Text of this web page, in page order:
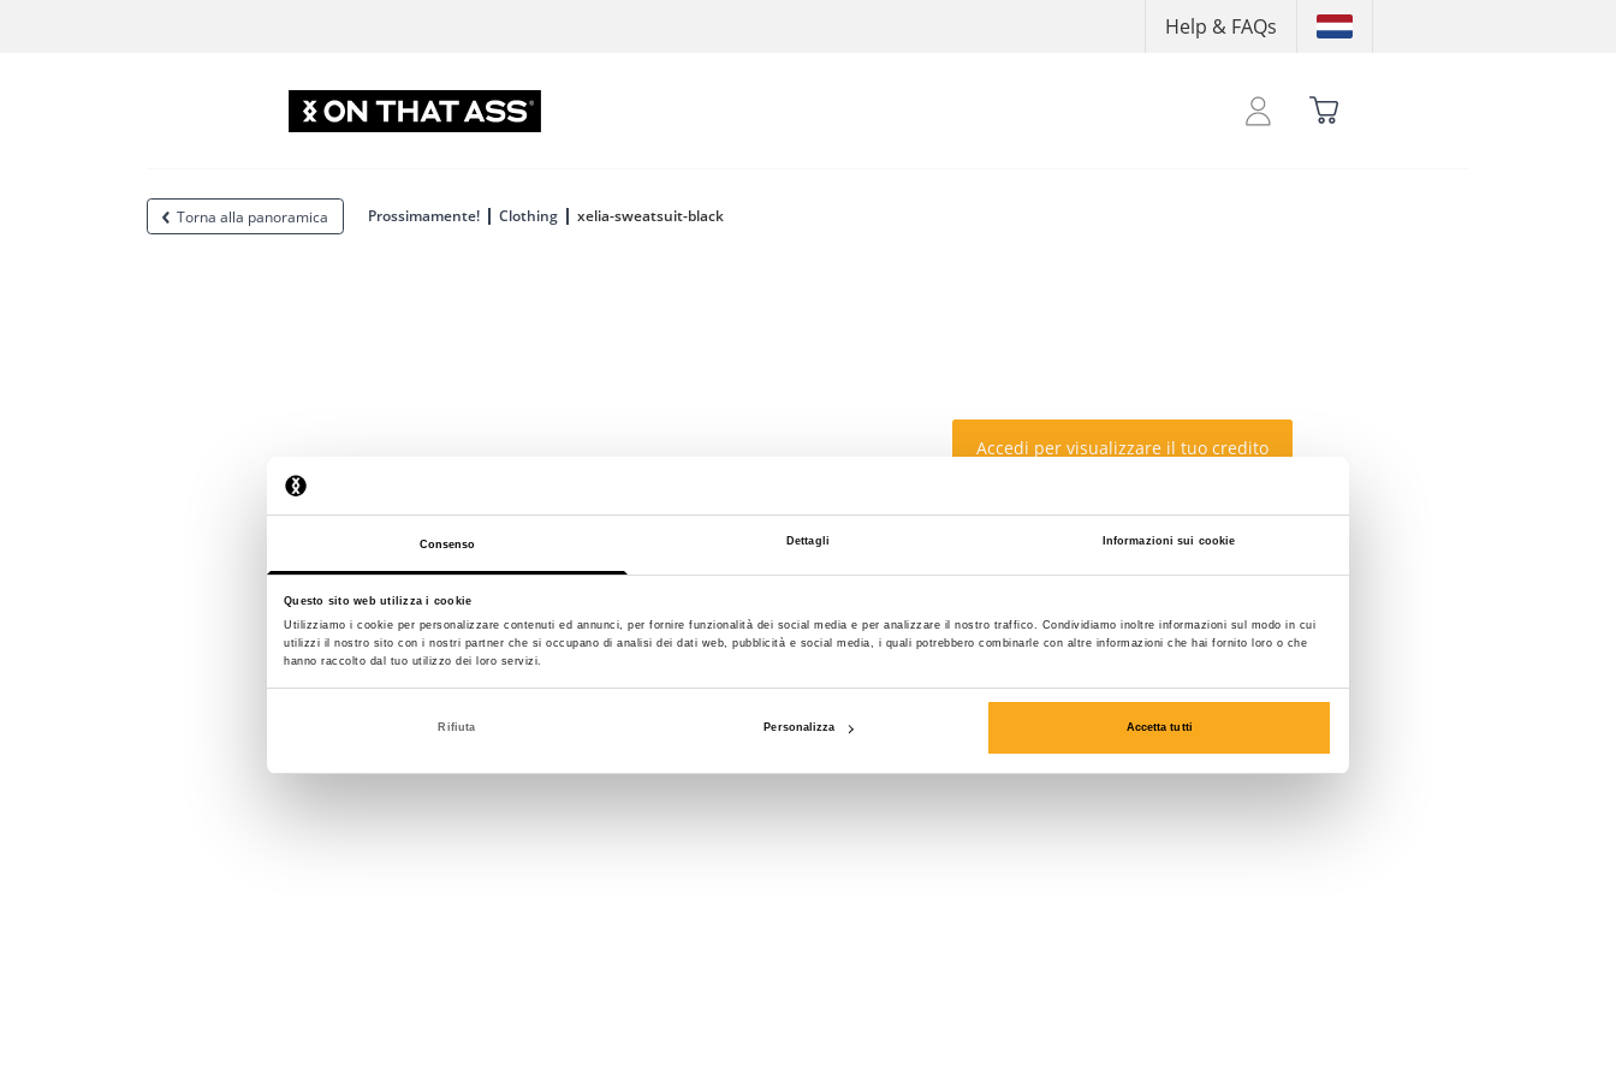
Consenso Dettagli Informazioni sui cookie
Questo sito web utilizza i cookie
Utilizziamo i cookie per personalizzare contenuti ed annunci, per fornire funzionalità dei social media e per analizzare il nostro traffico. Condividiamo inoltre informazioni sul modo in cui
utilizzi il nostro sito con i nostri partner che si occupano di analisi dei dati web, pubblicità e social media, i quali potrebbero combinarle con altre informazioni che hai fornito loro o che
hanno raccolto dal tuo utilizzo dei loro servizi.
Rifiuta Personalizza Accetta tutti
Help & FAQs
Torna alla panoramica Prossimamente! Clothing xelia-sweatsuit-black
Accedi per visualizzare il tuo credito
Taglia*